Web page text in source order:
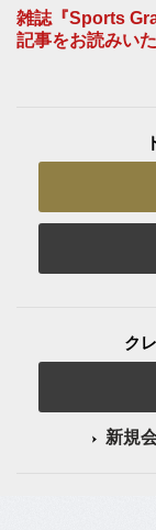
雑誌『Sports
記事をお読みい
ク
新規